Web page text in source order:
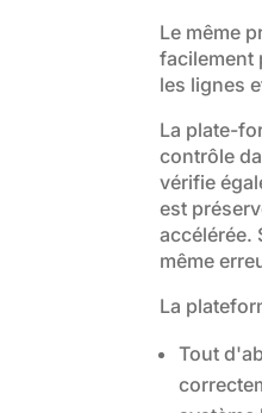
Le même
facilement
les lignes
La plate-
contrôle
vérifie
est
accélérée.
même
La
Tout